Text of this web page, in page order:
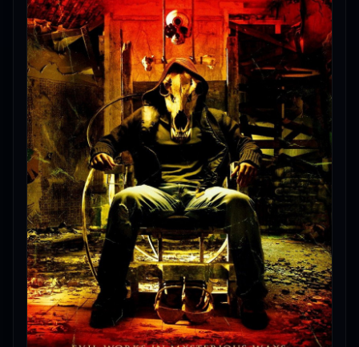
หนังใหม่ชนโรงที่ทีมงานอยากให้คุณลองดู
🎥อัปเดตโดยทีมงาน Free Movie 24— ตรวจสอบล่าสุด:
06/06/2026 |เกี่ยวกับเรา